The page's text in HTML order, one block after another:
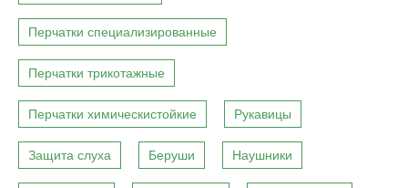
Перчатки специализированные
Перчатки трикотажные
Перчатки химическистойкие Рукавицы
Защита слуха Беруши Наушники